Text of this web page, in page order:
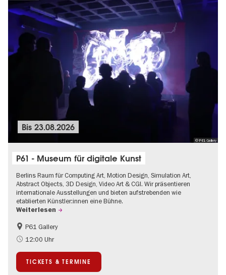
© P61 Gallery
Bis23.08.2026
P61 - Museum für digitale Kunst
Berlins Raum für Computing Art, Motion Design, Simulation Art,
Abstract Objects, 3D Design, Video Art & CGI. Wir präsentieren
internationale Ausstellungen und bieten aufstrebenden wie
etablierten Künstler:innen eine Bühne.
Weiterlesen
International
Urban Art
P61 Gallery
12:00 Uhr
TICKETS & TERMINE